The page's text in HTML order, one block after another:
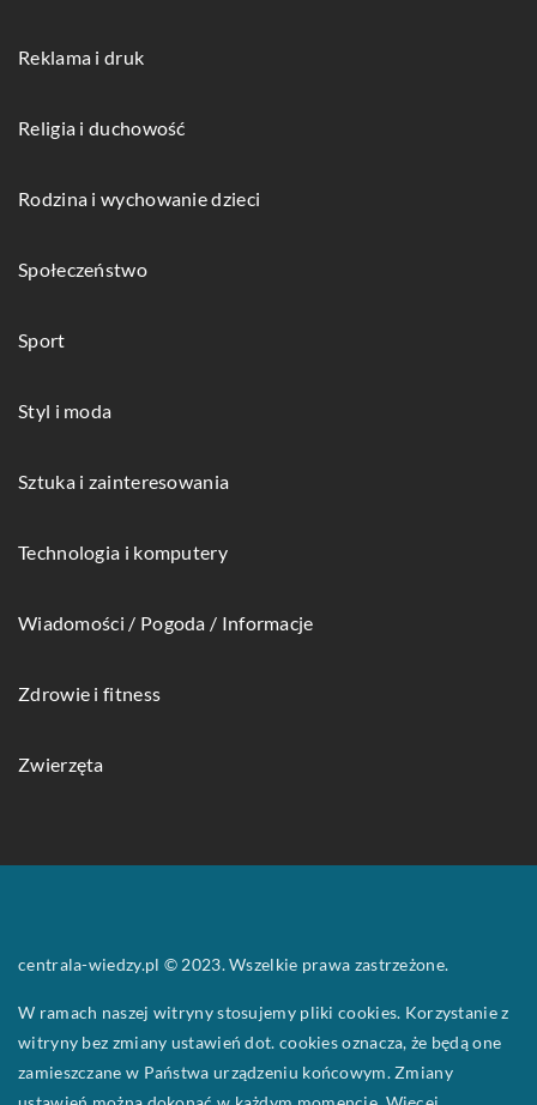
Reklama i druk
Religia i duchowość
Rodzina i wychowanie dzieci
Społeczeństwo
Sport
Styl i moda
Sztuka i zainteresowania
Technologia i komputery
Wiadomości / Pogoda / Informacje
Zdrowie i fitness
Zwierzęta
centrala-wiedzy.pl © 2023. Wszelkie prawa zastrzeżone.
W ramach naszej witryny stosujemy pliki cookies. Korzystanie z
witryny bez zmiany ustawień dot. cookies oznacza, że będą one
zamieszczane w Państwa urządzeniu końcowym. Zmiany